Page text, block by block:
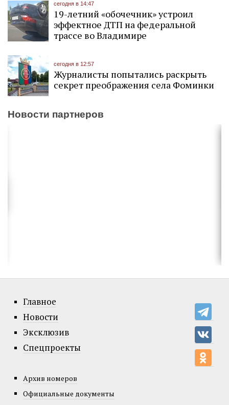
сегодня в 14:47
19-летний «обочечник» устроил
эффектное ДТП на федеральной
трассе во Владимире
сегодня в 12:57
Журналисты попытались раскрыть
секрет преображения села Фоминки
Новости партнеров
Главное
Новости
Эксклюзив
Спецпроекты
Архив номеров
Официальные документы